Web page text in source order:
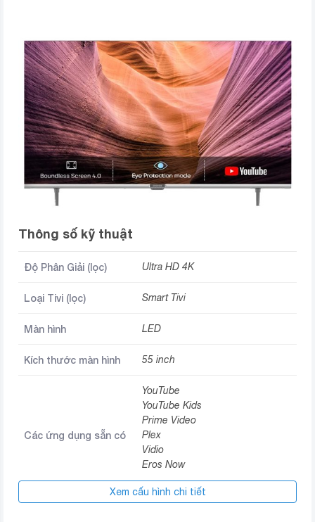
Thông số kỹ thuật
Độ Phân Giải (lọc) Ultra HD 4K
Loại Tivi (lọc) Smart Tivi
Màn hình LED
Kích thước màn hình 55 inch
Các ứng dụng sẵn có
YouTube
YouTube Kids
Prime Video
Plex
Vidio
Eros Now
Filmzie
Xem cấu hình chi tiết